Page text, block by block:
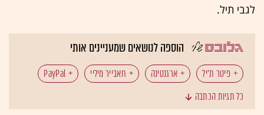
לגבי תיל.
הוספה לנושאים שמעניינים אותי
פיטר ת'יל ארגנטינה חאבייר מיליי
כל תגיות הכתבה